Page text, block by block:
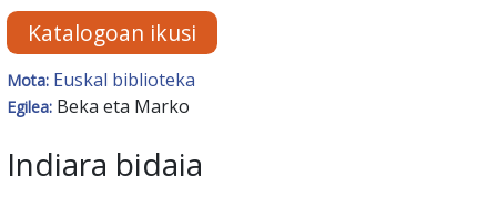
Katalogoan ikusi
Mota: Euskal biblioteka
Egilea: Beka eta Marko
Indiara bidaia